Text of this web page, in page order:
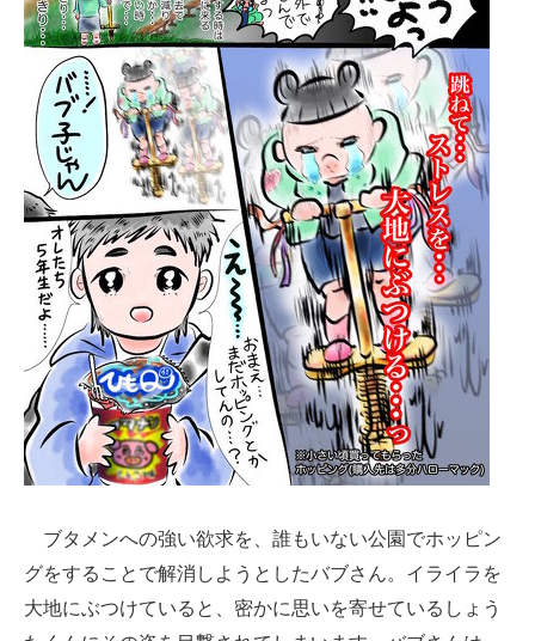
ブタメンへの強い欲求を、誰もいない公園でホッピン
グをすることで解消しようとしたバブさん。イライラを
大地にぶつけていると、密かに思いを寄せているしょう